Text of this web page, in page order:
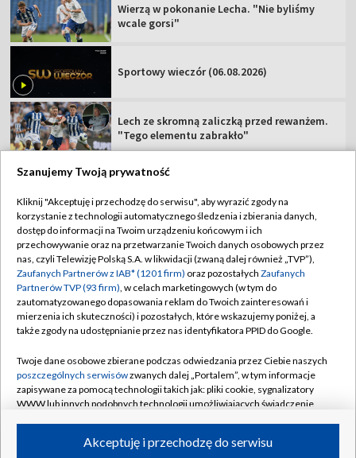
Wierzą w pokonanie Lecha. "Nie byliśmy
wcale gorsi"
Sportowy wieczór (06.08.2026)
Lech ze skromną zaliczką przed rewanżem.
"Tego elementu zabrakło"
TVP
Abonament TVP
Sklep TVP
Biuro Reklamy
Oferta Handlowa
Emisja w TVP
Rada Programowa
Ogłoszenia przetargowe
Akademia Telewizyjna
Regulamin TVP
Polityka prywatności
Moje zgody
Biuro reklamy
Kanały
©2026 Telewizja Polska Spółka Akcyjna w likwidacji
Szanujemy Twoją prywatność
Kliknij "Akceptuję i przechodzę do serwisu", aby wyrazić zgody na
korzystanie z technologii automatycznego śledzenia i zbierania danych,
dostęp do informacji na Twoim urządzeniu końcowym i ich
przechowywanie oraz na przetwarzanie Twoich danych osobowych przez
nas, czyli Telewizję Polską S.A. w likwidacji (zwaną dalej również „TVP”),
Zaufanych Partnerów z IAB* (1201 firm) oraz pozostałych Zaufanych
Partnerów TVP (93 firm), w celach marketingowych (w tym do
zautomatyzowanego dopasowania reklam do Twoich zainteresowań i
mierzenia ich skuteczności) i pozostałych, które wskazujemy poniżej, a
także zgody na udostępnianie przez nas identyfikatora PPID do Google.
Twoje dane osobowe zbierane podczas odwiedzania przez Ciebie naszych
poszczególnych serwisówzwanych dalej „Portalem”, w tym informacje
zapisywane za pomocą technologii takich jak: pliki cookie, sygnalizatory
WWW lub innych podobnych technologii umożliwiających świadczenie
ruchu w Internecie.Akceptuję i przechodzę do serwisu